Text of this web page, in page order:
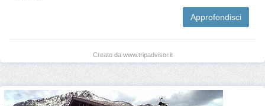
Approfondisci
Creato da www.tripadvisor.it